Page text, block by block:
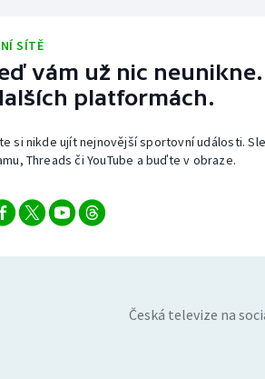
SÍTĚ
vám už nic
platformách.
si nikde ujít nejnovější sportovní události.
Threads či YouTube a buďte v obraze.
Česká televize na